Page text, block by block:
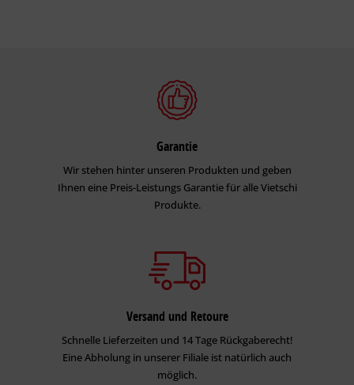
Garantie
Wir stehen hinter unseren Produkten und geben
Ihnen eine Preis-Leistungs Garantie für alle Vietschi
Produkte.
Versand und Retoure
Schnelle Lieferzeiten und 14 Tage Rückgaberecht!
Eine Abholung in unserer Filiale ist natürlich auch
möglich.